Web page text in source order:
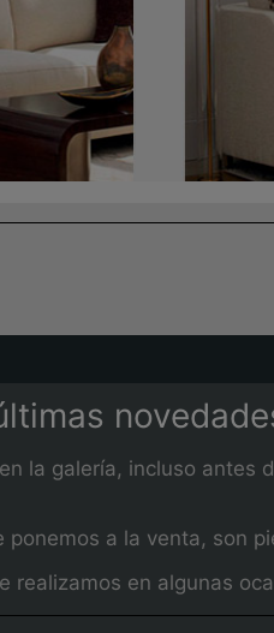
la galería, incluso antes
a la venta, son
en algunas